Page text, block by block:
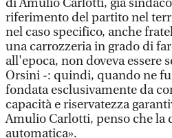
di Amulio Carlotti, già
riferimento del partito nel
nel caso specifico, anche
una carrozzeria in grado di
all'epoca, non doveva essere
Orsini -: quindi, quando ne
fondata esclusivamente da
capacità e riservatezza
Amulio Carlotti, penso che la
automatica».